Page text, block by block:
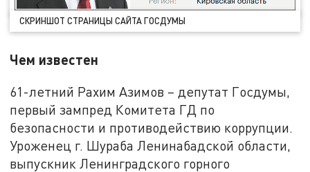
СКРИНШОТ СТРАНИЦЫ САЙТА ГОСДУМЫ
Чем известен
61-летний Рахим Азимов – депутат Госдумы,
первый зампред Комитета ГД по
безопасности и противодействию коррупции.
Уроженец г. Шураба Ленинабадской области,
выпускник Ленинградского горного